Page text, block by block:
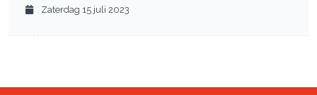
Zaterdag 15 juli 2023